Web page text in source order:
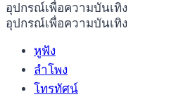
อุปกรณ์เพื่อความบันเทิง
อุปกรณ์เพื่อความบันเทิง
หูฟัง
ลำโพง
โทรทัศน์